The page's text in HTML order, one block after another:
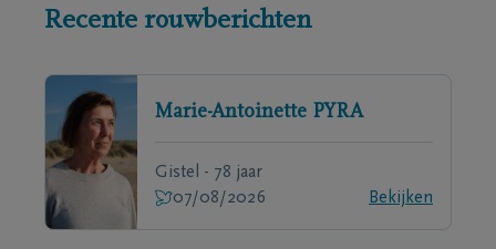
Recente rouwberichten
Marie-Antoinette PYRA
Gistel - 78 jaar
07/08/2026
Bekijken